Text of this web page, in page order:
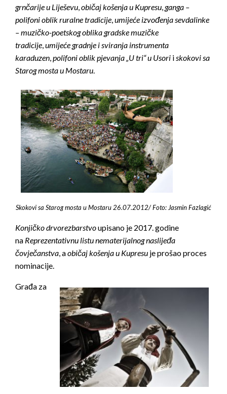
grnčarije u Liješevu,običaj košenja u Kupresu,ganga –
polifoni oblik ruralne tradicije,umijeće izvođenja sevdalinke
– muzičko-poetskog oblika gradske muzičke
tradicije,umijeće gradnje i sviranja instrumenta
karaduzen,polifoni oblik pjevanja „U tri“ u Usori iskokovi sa
Starog mosta u Mostaru.
Skokovi sa Starog mosta u Mostaru 26.07.2012/ Foto: Jasmin Fazlagić
Konjičko drvorezbarstvoupisano je 2017. godine
na Reprezentativnu listu nematerijalnog naslijeđa
čovječanstva, aobičaj košenja u Kupresu je prošao proces
nominacije.
Građa za